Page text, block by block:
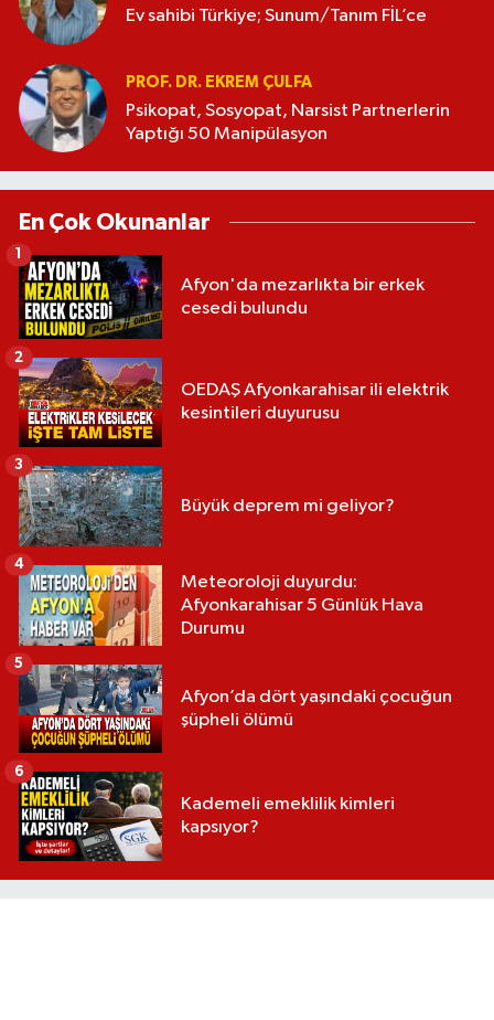
Ev sahibi Türkiye; Sunum/Tanım FİL’ce
PROF. DR. EKREM ÇULFA
Psikopat, Sosyopat, Narsist Partnerlerin
Yaptığı 50 Manipülasyon
En Çok Okunanlar
Afyon'da mezarlıkta bir erkek
cesedi bulundu
1
OEDAŞ Afyonkarahisar ili elektrik
kesintileri duyurusu
2
Büyük deprem mi geliyor?
3
Meteoroloji duyurdu:
Afyonkarahisar 5 Günlük Hava
Durumu
4
Afyon’da dört yaşındaki çocuğun
şüpheli ölümü
5
Kademeli emeklilik kimleri
kapsıyor?
6